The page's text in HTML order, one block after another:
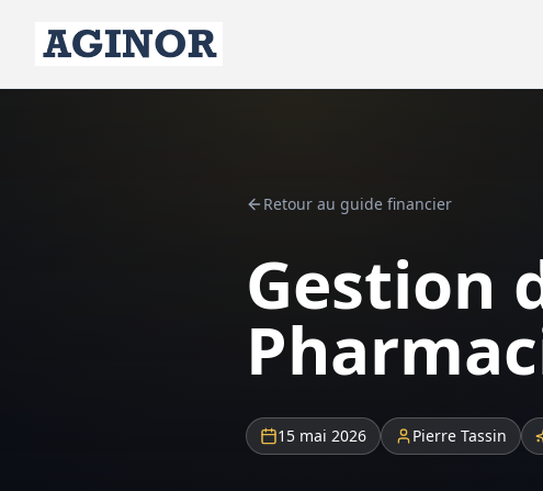
Retour au guide financier
Gestion
15 mai 2026 Pierre Tassin